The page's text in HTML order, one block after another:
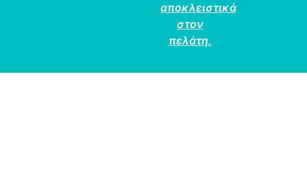
αποκλειστικά
στον
πελάτη.